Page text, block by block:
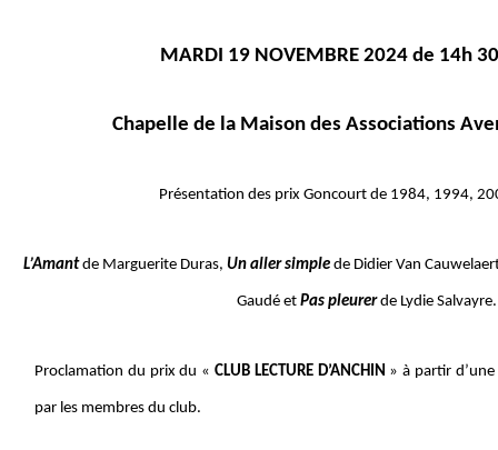
MARDI 19 NOVEMBRE 2024 de 14h
Chapelle de la Maison des Associations
Présentation des prix Goncourt de 1984, 1994,
L’Amantde Marguerite Duras, Un aller simple de Didier Van
Gaudé et Pas pleurerde Lydie Salvayre.
Proclamation du prix du « CLUB LECTURE D’ANCHIN » à partir
par les membres du club.